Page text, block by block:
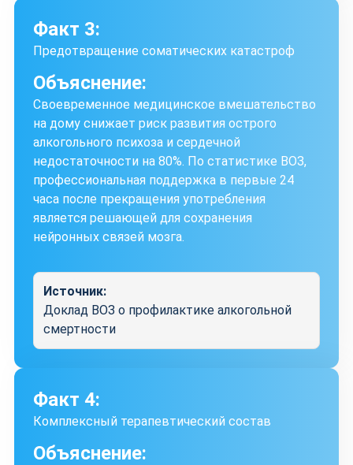
Факт 3:
Предотвращение соматических катастроф
Объяснение:
Своевременное медицинское вмешательство
на дому снижает риск развития острого
алкогольного психоза и сердечной
недостаточности на 80%. По статистике ВОЗ,
профессиональная поддержка в первые 24
часа после прекращения употребления
является решающей для сохранения
нейронных связей мозга.
Источник:
Доклад ВОЗ о профилактике алкогольной
смертности
Факт 4:
Комплексный терапевтический состав
Объяснение: